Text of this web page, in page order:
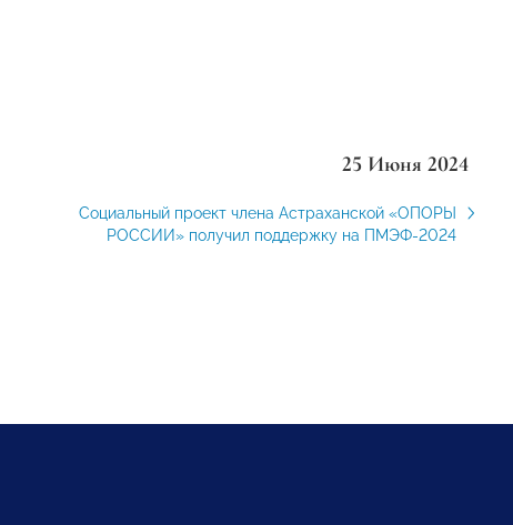
25 Июня 2024
Социальный проект члена Астраханской «ОПОРЫ
РОССИИ» получил поддержку на ПМЭФ-2024